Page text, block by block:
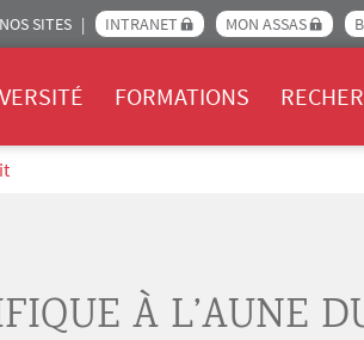
SITES INTRANET MON ASSAS
FORMATIONS
À L’AUNE